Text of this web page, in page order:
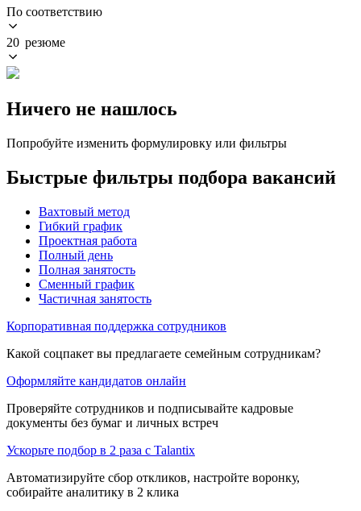
По соответствию
20 резюме
Ничего не нашлось
Попробуйте изменить формулировку или фильтры
Быстрые фильтры подбора вакансий
Вахтовый метод
Гибкий график
Проектная работа
Полный день
Полная занятость
Сменный график
Частичная занятость
Корпоративная поддержка сотрудников
Какой соцпакет вы предлагаете семейным сотрудникам?
Оформляйте кандидатов онлайн
Проверяйте сотрудников и подписывайте кадровые
документы без бумаг и личных встреч
Ускорьте подбор в 2 раза с Talantix
Автоматизируйте сбор откликов, настройте воронку,
собирайте аналитику в 2 клика